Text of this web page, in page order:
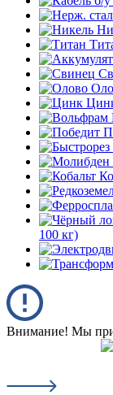
100 кг)
Внимание! Мы